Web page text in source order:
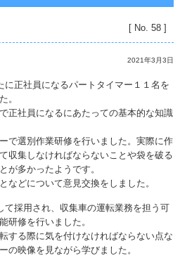
[ No. 58 ]
2021年3月3日
に正社員になるパートタイマー１１名を
。
正社員になるにあたっての基本的な知識
で選別作業研修を行いました。実際に作
収集しなければならないことや袋を破る
が多かったようです。
などについて意見交換をしました。
て採用され、収集車の運転業務を担う可
研修を行いました。
する際に気を付けなければならない点な
の映像を見ながら学びました。